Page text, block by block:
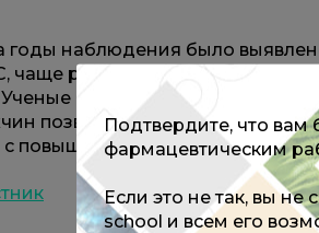
годы наблюдения было
чаще развивались инфаркты,
отмечают, что
позволяют говорить, что
с повышенным риском развития
Подтвердите, что вам
фармацевтическим
Если это не так, вы не
school и всем его